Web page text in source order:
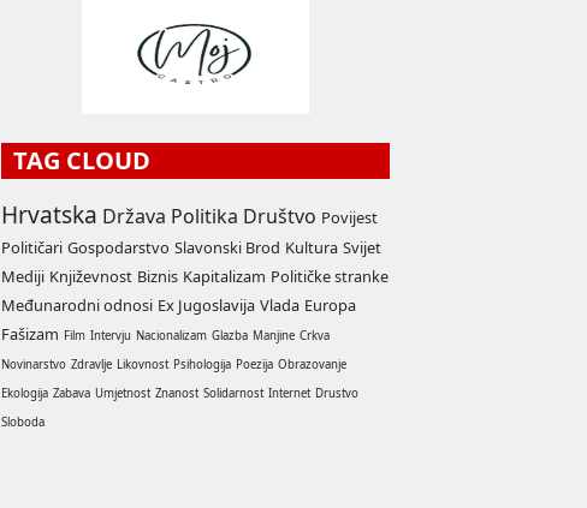
TAG CLOUD
Hrvatska Država Politika Društvo Povijest
Političari Gospodarstvo Slavonski Brod Kultura Svijet
Mediji Književnost Biznis Kapitalizam Političke stranke
Međunarodni odnosi Ex Jugoslavija Vlada Europa
Fašizam Film Intervju Nacionalizam Glazba Manjine Crkva
Novinarstvo Zdravlje Likovnost Psihologija Poezija Obrazovanje
Ekologija Zabava Umjetnost Znanost Solidarnost Internet Drustvo
Sloboda